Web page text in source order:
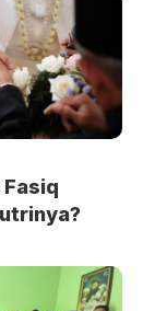
Fasiq